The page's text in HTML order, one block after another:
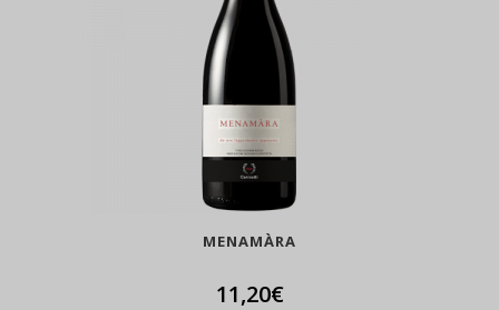
MENAMÀRA
11,20€